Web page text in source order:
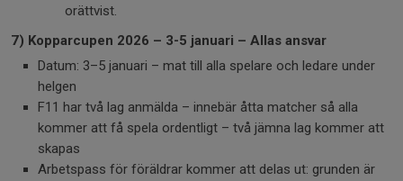
orättvist.
7) Kopparcupen 2026 – 3-5 januari – Allas ansvar
Datum: 3–5 januari – mat till alla spelare och ledare under
helgen
F11 har två lag anmälda – innebär åtta matcher så alla
kommer att få spela ordentligt – två jämna lag kommer att
skapas
Arbetspass för föräldrar kommer att delas ut: grunden är